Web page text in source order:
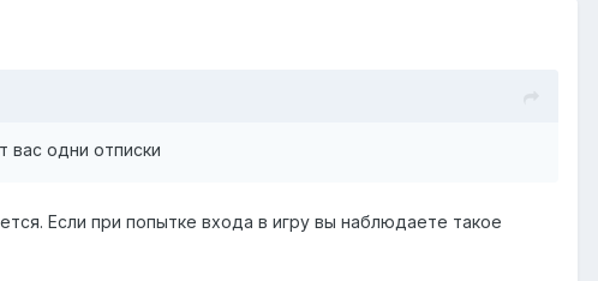
вас одни отписки
Если при попытке входа в игру вы наблюдаете такое